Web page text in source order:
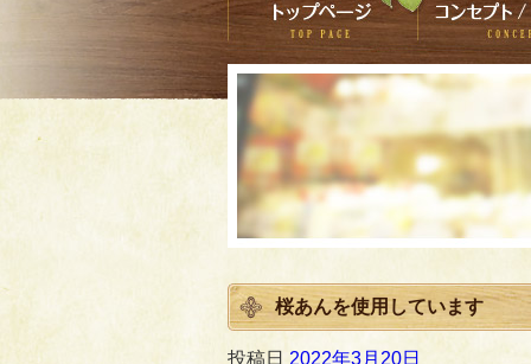
桜あんを使用しています
投稿日 2022年3月20日